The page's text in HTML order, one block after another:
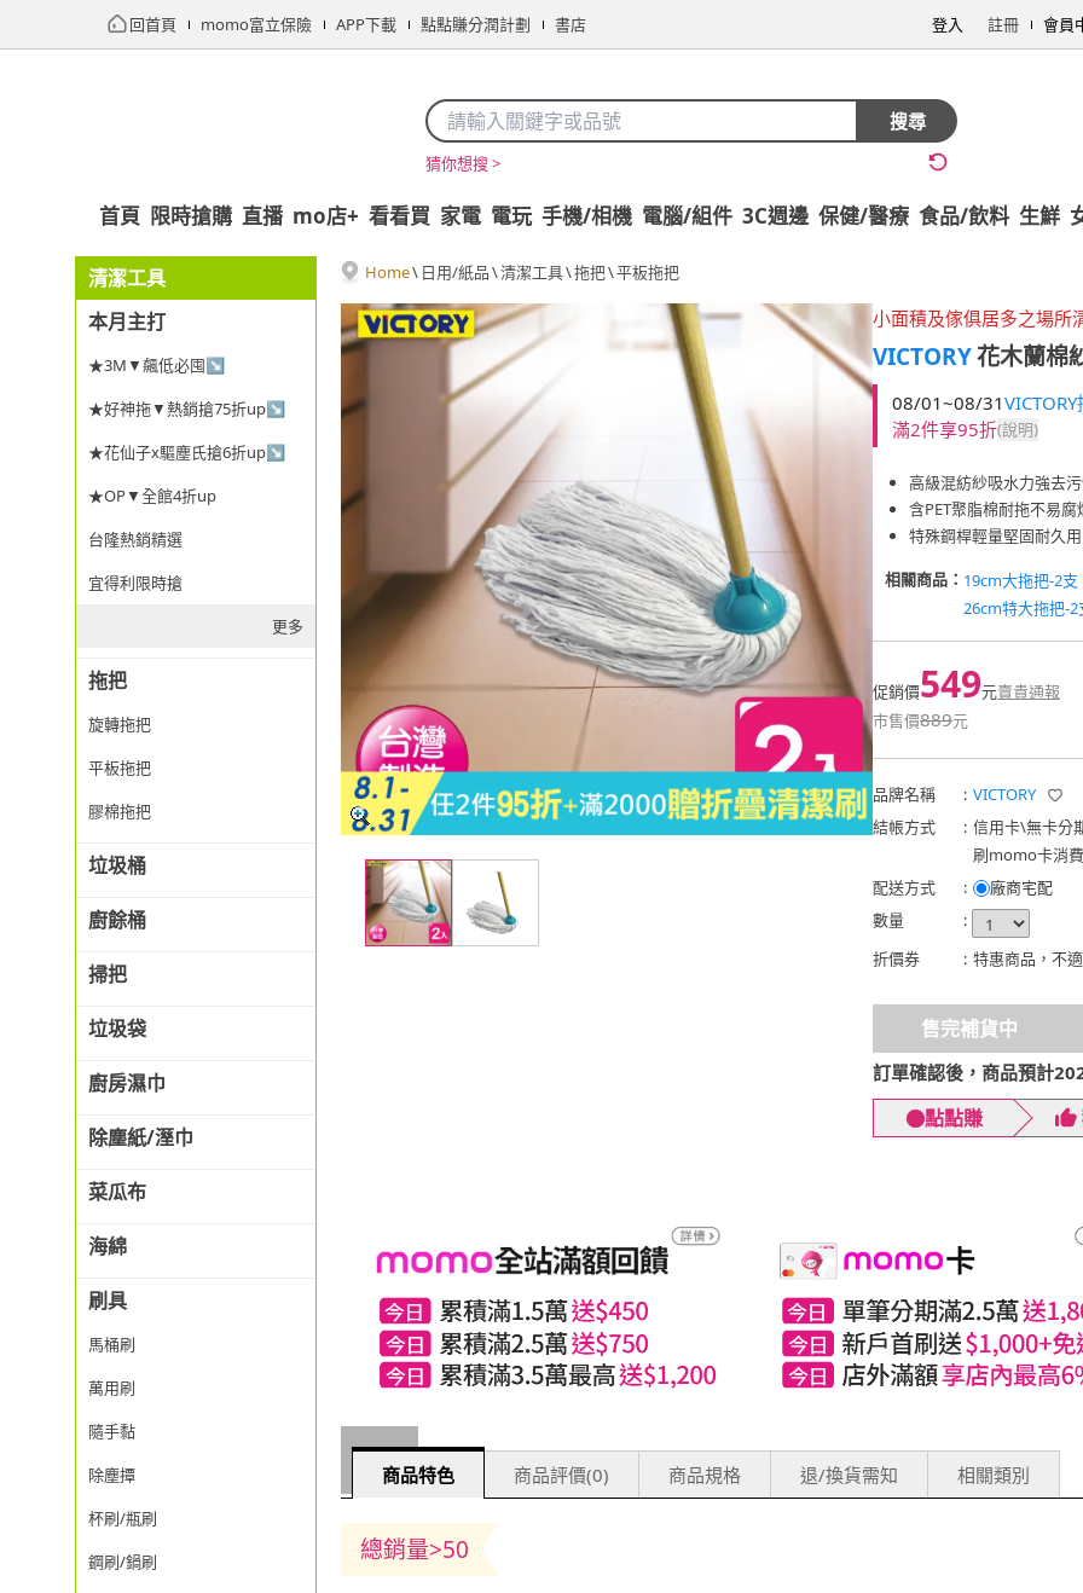
回首頁 momo富立保險 APP下載 點點賺分潤計劃 書店 登入 註冊 會員
搜尋
猜你想搜 >
首頁 限時搶購 直播 mo店+ 看看買 家電 電玩 手機/相機 電腦/組件 3C週邊 保健/醫療 食品/飲料 生鮮
清潔工具
本月主打
★3M▼飆低必囤↘
★好神拖▼熱銷搶75折up↘
★花仙子x驅塵氏搶6折up↘
★OP▼全館4折up
台隆熱銷精選
宜得利限時搶
更多
拖把
旋轉拖把
平板拖把
膠棉拖把
垃圾桶
廚餘桶
掃把
垃圾袋
廚房濕巾
除塵紙/溼巾
菜瓜布
海綿
刷具
馬桶刷
萬用刷
隨手黏
除塵撢
杯刷/瓶刷
鋼刷/鍋刷
Home\ 日用/紙品\清潔工具\拖把\平板拖把
小面積及傢俱居多之場所
VICTORY花木蘭棉
08/01~08/31
滿2件享95折(說明)
高級混紡紗吸水力強去
含PET聚脂棉耐拖不易腐
特殊鋼桿輕量堅固耐久用
相關商品： 19cm大拖把-2支
26cm特大拖把-2
促銷價549元賣貴通報
市售價889元
品牌名稱 : VICTORY
結帳方式
: 信用卡\無卡分
刷momo卡消
配送方式
:
廠商宅配
數量
:
折價券
: 特惠商品，不
售完補貨中
訂單確認後，商品預計
點點賺
商品特色 商品評價(0) 商品規格 退/換貨需知 相關類別
總銷量>50